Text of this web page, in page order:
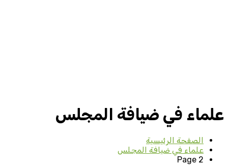
علماء في ضيافة المجلس
الصفحة الرئيسية
علماء في ضيافة المجلس
Page 2